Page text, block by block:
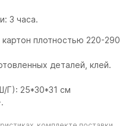
3 часа.
плотностью 220-290
деталей, клей.
Г): 25*30*31 см